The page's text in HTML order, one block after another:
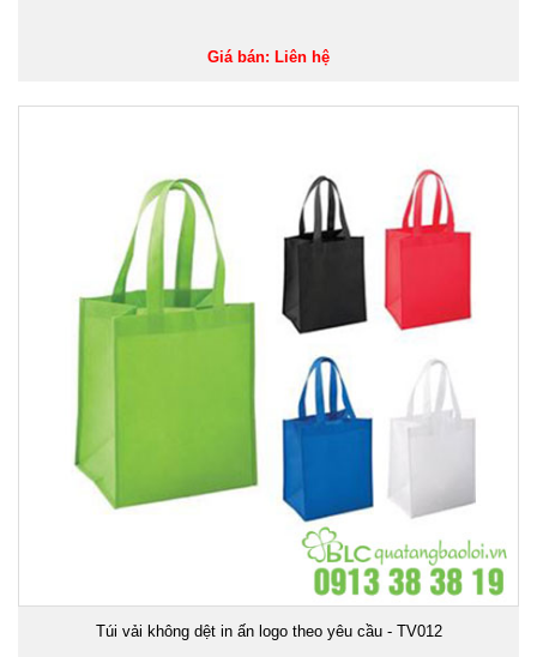
Giá bán: Liên hệ
Túi vải không dệt in ấn logo theo yêu cầu - TV012